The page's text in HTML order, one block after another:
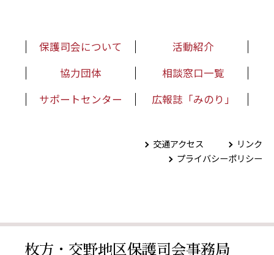
保護司会について
活動紹介
協力団体
相談窓口一覧
サポートセンター
広報誌「みのり」
交通アクセス
リンク
プライバシーポリシー
枚方・交野地区保護司会事務局